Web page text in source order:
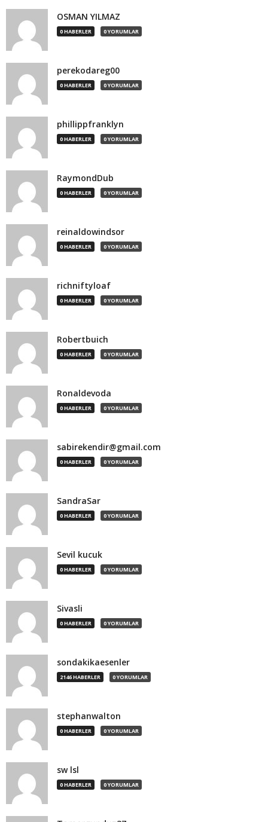
OSMAN YILMAZ
0 HABERLER 0 YORUMLAR
perekodareg00
0 HABERLER 0 YORUMLAR
phillippfranklyn
0 HABERLER 0 YORUMLAR
RaymondDub
0 HABERLER 0 YORUMLAR
reinaldowindsor
0 HABERLER 0 YORUMLAR
richniftyloaf
0 HABERLER 0 YORUMLAR
Robertbuich
0 HABERLER 0 YORUMLAR
Ronaldevoda
0 HABERLER 0 YORUMLAR
sabirekendir@gmail.com
0 HABERLER 0 YORUMLAR
SandraSar
0 HABERLER 0 YORUMLAR
Sevil kucuk
0 HABERLER 0 YORUMLAR
Sivasli
0 HABERLER 0 YORUMLAR
sondakikaesenler
2146 HABERLER 0 YORUMLAR
stephanwalton
0 HABERLER 0 YORUMLAR
sw lsl
0 HABERLER 0 YORUMLAR